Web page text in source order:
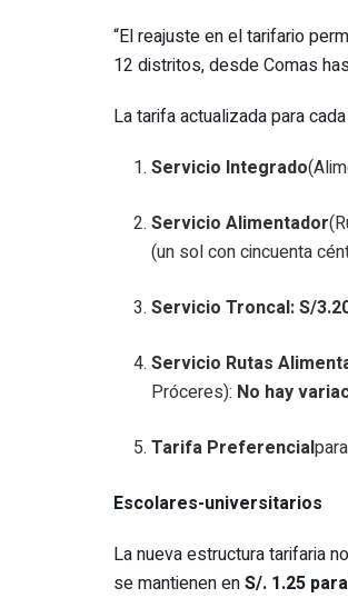
“El reajuste en el tarifario
12 distritos, desde Comas
La tarifa actualizada para
Servicio Integrado
Servicio Alimentador
(un sol con cincuenta
Servicio Troncal: S/
Servicio Rutas
Próceres): No hay
Tarifa Preferencial
Escolares-universitarios
La nueva estructura tarifaria
se mantienen enS/. 1.25